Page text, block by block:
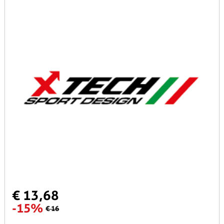
€ 13,68
-15% € 16